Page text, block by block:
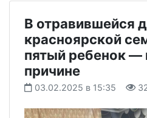
В отравившейся
красноярской
пятый ребенок —
причине
03.02.2025 в 15:35